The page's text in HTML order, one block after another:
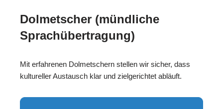
Dolmetscher (mündliche
Sprachübertragung)
Mit erfahrenen Dolmetschern stellen wir sicher, dass
kultureller Austausch klar und zielgerichtet abläuft.